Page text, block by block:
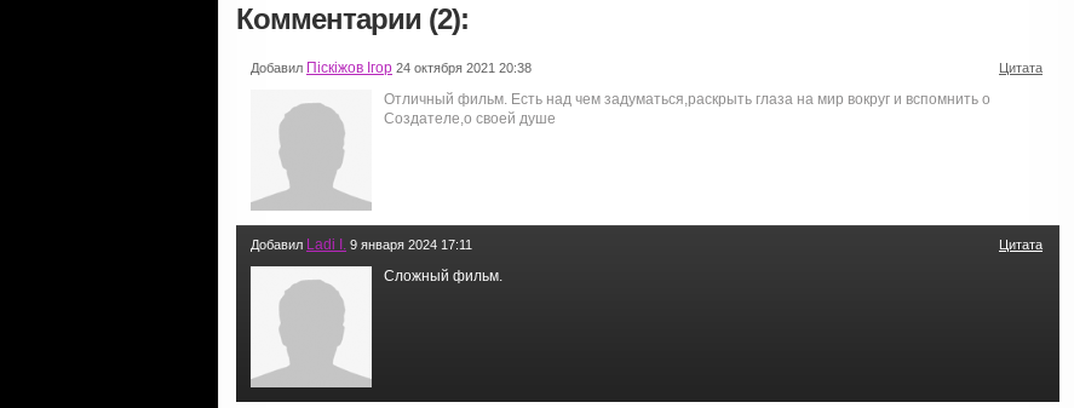
Комментарии (2):
Добавил Піскіжов Ігор 24 октября 2021 20:38 Цитата
Отличный фильм. Есть над чем задуматься,раскрыть глаза на мир вокруг и вспомнить о
Создателе,о своей душе
Добавил Ladi I. 9 января 2024 17:11 Цитата
Сложный фильм.